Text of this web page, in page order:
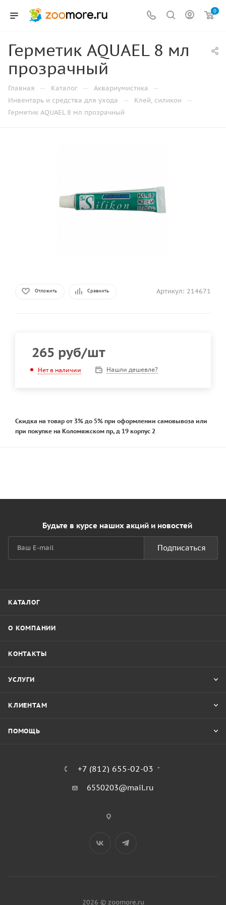
0
Герметик AQUAEL 8 мл
прозрачный
Главная — Каталог — Аквариумистика —
Инвентарь и средства для ухода — Клей, силикон —
Герметик AQUAEL 8 мл прозрачный
Отложить Сравнить Артикул: 214671
265 руб/шт
Нет в наличии Нашли дешевле?
Скидка на товар от 3% до 5% при оформлении самовывоза или
при покупке на Коломяжском пр, д 19 корпус 2
Будьте в курсе наших акций и новостей
Подписаться
КАТАЛОГ
О КОМПАНИИ
КОНТАКТЫ
УСЛУГИ
КЛИЕНТАМ
ПОМОЩЬ
+7 (812) 655-02-03
6550203@mail.ru
2026 © zoomore.ru